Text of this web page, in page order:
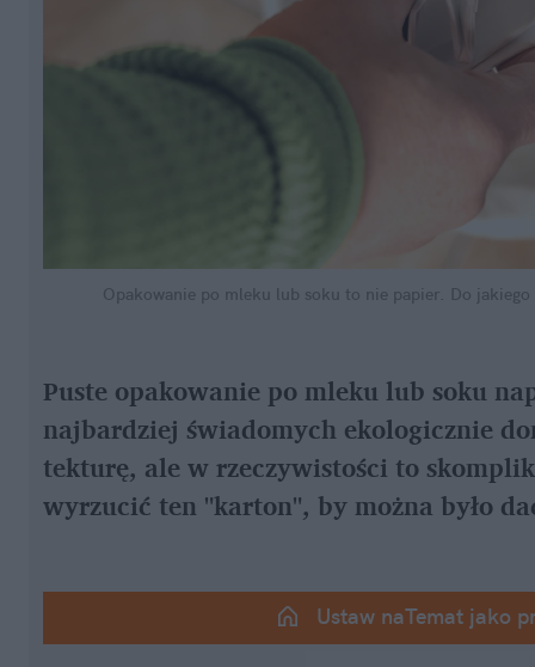
Opakowanie po mleku lub soku to nie papier. Do
Puste opakowanie po mleku lub soku
najbardziej świadomych ekologicznie
tekturę, ale w rzeczywistości to
wyrzucić ten "karton", by można było
Ustaw naTemat jako